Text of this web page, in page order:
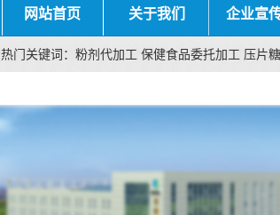
网站首页 关于我们 企业宣
热门关键词：粉剂代加工 保健食品委托加工 压片